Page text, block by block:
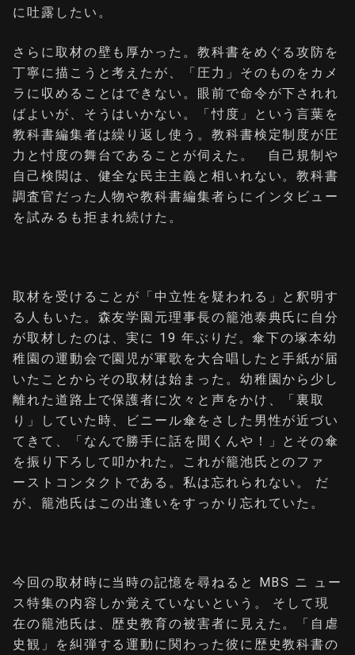
に吐露したい。
さらに取材の壁も厚かった。教科書をめぐる攻防を
丁寧に描こうと考えたが、「圧⼒」そのものをカメ
ラに収めることはできない。眼前で命令が下されれ
ばよいが、そうはいかない。「忖度」という⾔葉を
教科書編集者は繰り返し使う。教科書検定制度が圧
⼒と忖度の舞台であることが伺えた。 ⾃⼰規制や
⾃⼰検閲は、健全な⺠主主義と相いれない。教科書
調査官だった⼈物や教科書編集者らにインタビュー
を試みるも拒まれ続けた。
取材を受けることが「中⽴性を疑われる」と釈明す
る⼈もいた。森友学園元理事⻑の籠池泰典⽒に⾃分
が取材したのは、実に 19 年ぶりだ。傘下の塚本幼
稚園の運動会で園児が軍歌を⼤合唱したと⼿紙が届
いたことからその取材は始まった。幼稚園から少し
離れた道路上で保護者に次々と声をかけ、「裏取
り」していた時、ビニール傘をさした男性が近づい
てきて、「なんで勝⼿に話を聞くんや！」とその傘
を振り下ろして叩かれた。これが籠池⽒とのファ
ーストコンタクトである。私は忘れられない。 だ
が、籠池⽒はこの出逢いをすっかり忘れていた。
今回の取材時に当時の記憶を尋ねると MBS ニ ュー
ス特集の内容しか覚えていないという。 そして現
在の籠池⽒は、歴史教育の被害者に⾒えた。「⾃虐
史観」を糾弾する運動に関わった彼に歴史教科書の